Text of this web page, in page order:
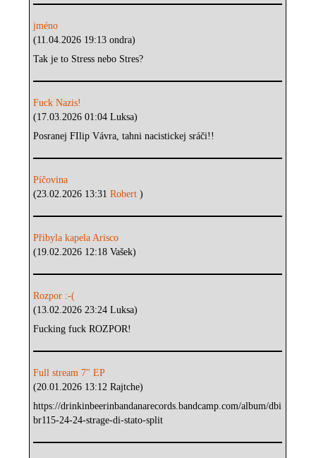
jméno
(11.04.2026 19:13 ondra)
Tak je to Stress nebo Stres?
Fuck Nazis!
(17.03.2026 01:04 Luksa)
Posranej FIlip Vávra, tahni nacistickej sráči!!
Píčovina
(23.02.2026 13:31Robert)
Přibyla kapela Arisco
(19.02.2026 12:18 Vašek)
Rozpor :-(
(13.02.2026 23:24 Luksa)
Fucking fuck ROZPOR!
Full stream 7" EP
(20.01.2026 13:12 Rajtche)
https://drinkinbeerinbandanarecords.bandcamp.com/album/dbi
br115-24-24-strage-di-stato-split